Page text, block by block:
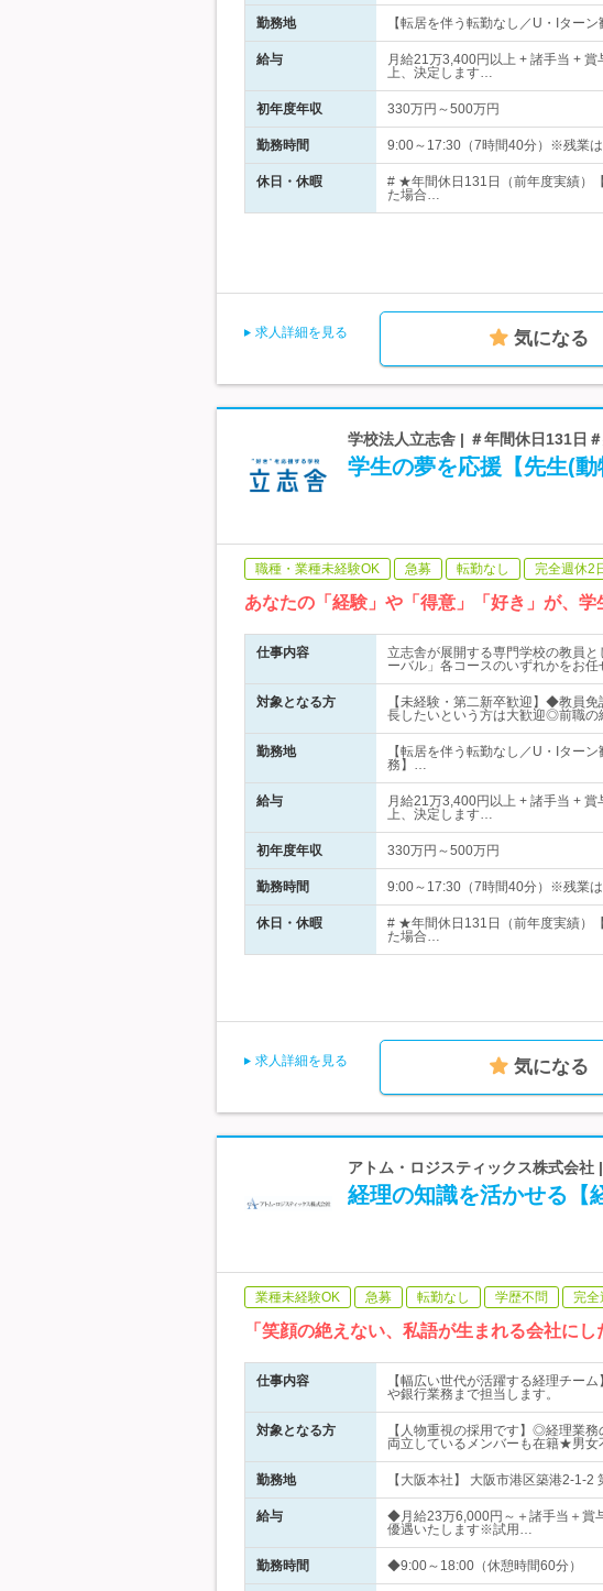
勤務地 【転居を伴う転勤なし／U・Iター
給与
月給21万3,400円以上 + 諸手当 +
上、決定します…
初年度年収 330万円～500万円
勤務時間 9:00～17:30（7時間40分）※残業
休日・休暇
# ★年間休日131日（前年度実績）
た場合…
求人詳細を見る 気になる
学校法人立志舎 | ＃年間休日131日
学生の夢を応援【先生(
職種・業種未経験OK 急募 転勤なし 完全週休2
あなたの「経験」や「得意」「好き」が、
仕事内容
立志舎が展開する専門学校の教員
ーバル」各コースのいずれかをお任
対象となる方
【未経験・第二新卒歓迎】◆教員
長したいという方は大歓迎◎前職の
勤務地
【転居を伴う転勤なし／U・Iター
務】…
給与
月給21万3,400円以上 + 諸手当 +
上、決定します…
初年度年収 330万円～500万円
勤務時間 9:00～17:30（7時間40分）※残業
休日・休暇
# ★年間休日131日（前年度実績）
た場合…
求人詳細を見る 気になる
アトム・ロジスティックス株式会社
経理の知識を活かせる【
業種未経験OK 急募 転勤なし 学歴不問 完全
「笑顔の絶えない、私語が生まれる会社に
仕事内容
【幅広い世代が活躍する経理チー
や銀行業務まで担当します。
対象となる方
【人物重視の採用です】◎経理業
両立しているメンバーも在籍★男女
勤務地 【大阪本社】 大阪市港区築港2-1-
給与
◆月給23万6,000円～＋諸手当＋賞
優遇いたします※試用…
勤務時間 ◆9:00～18:00（休憩時間60分）